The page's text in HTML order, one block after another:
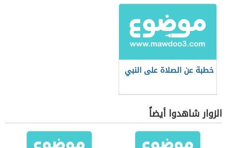
خطبة عن الصلاة على النبي
الزوار شاهدوا أيضاً